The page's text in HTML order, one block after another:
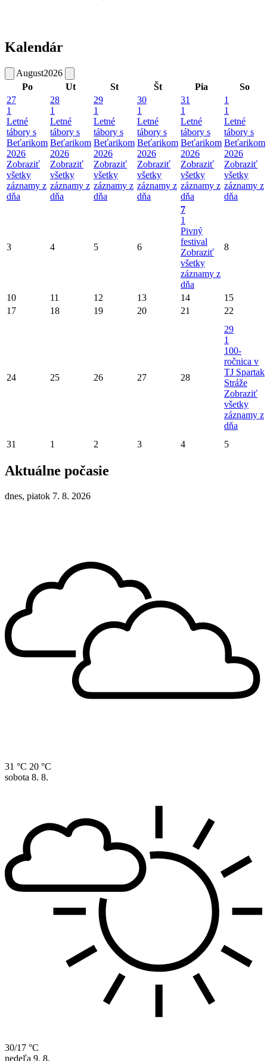
Kalendár
August2026
Po
Ut St Št Pia
So
27
1
Letné
tábory s
Beťarikom
2026
Zobraziť
všetky
záznamy z
dňa
28
1
Letné
tábory s
Beťarikom
2026
Zobraziť
všetky
záznamy z
dňa
29
1
Letné
tábory s
Beťarikom
2026
Zobraziť
všetky
záznamy z
dňa
30
1
Letné
tábory s
Beťarikom
2026
Zobraziť
všetky
záznamy z
dňa
31
1
Letné
tábory s
Beťarikom
2026
Zobraziť
všetky
záznamy z
dňa
1
1
Letné
tábory s
Beťarikom
2026
Zobraziť
všetky
záznamy z
dňa
3 4 5 6
7
1
Pivný
festival
Zobraziť
všetky
záznamy z
dňa
8
10 11 12 13 14
15
17
18 19 20 21 22
24 25 26 27 28
29
1
100-
ročnica v
TJ Spartak
Stráže
Zobraziť
všetky
záznamy z
dňa
31
1 2 3 4 5
Aktuálne počasie
dnes, piatok 7. 8. 2026
31 °C 20 °C
sobota 8. 8.
30/17 °C
nedeľa 9. 8.